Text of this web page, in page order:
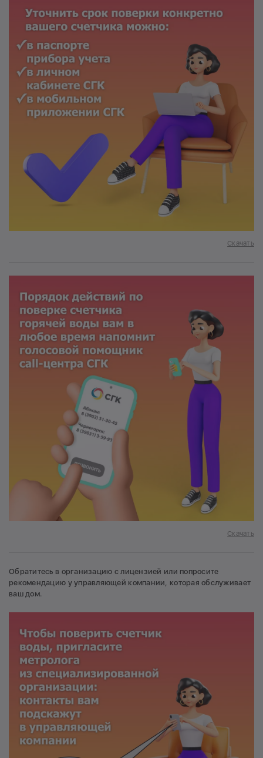
Скачать
Скачать
Обратитесь в организацию с лицензией или попросите
рекомендацию у управляющей компании, которая обслуживает
ваш дом.